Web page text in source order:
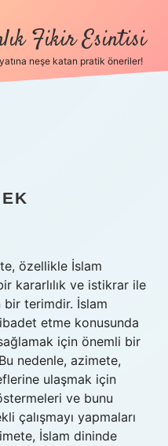
Fikir Esintisi
neşe katan pratik öneriler!
özellikle İslam
kararlılık ve istikrar ile
bir terimdir. İslam
etme konusunda
için önemli bir
nedenle, azimete,
ulaşmak için
ve bunu
çalışmayı yapmaları
İslam dininde